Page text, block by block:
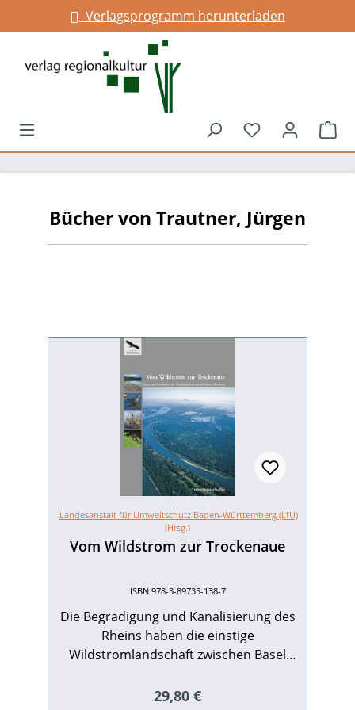
springenVerlagsprogramm herunterladen
Du hast 0
Bücher von Trautner, Jürgen
Landesanstalt für Umweltschutz Baden-Württemberg (LfU)
(Hrsg.)
Vom Wildstrom zur Trockenaue
ISBN 978-3-89735-138-7
Die Begradigung und Kanalisierung des
Rheins haben die einstige
Wildstromlandschaft zwischen Basel
Auenbereiche fielen dabei trocken.
Regulärer Preis:
29,80 €